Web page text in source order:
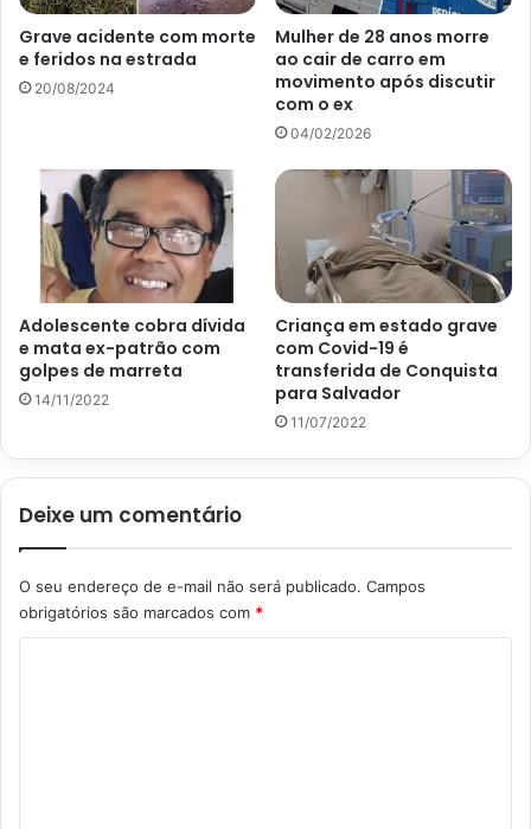
Grave acidente com morte
e feridos na estrada
20/08/2024
Mulher de 28 anos morre
ao cair de carro em
movimento após discutir
com o ex
04/02/2026
Adolescente cobra dívida
e mata ex-patrão com
golpes de marreta
14/11/2022
Criança em estado grave
com Covid-19 é
transferida de Conquista
para Salvador
11/07/2022
Deixe um comentário
O seu endereço de e-mail não será publicado. Campos
obrigatórios são marcados com *